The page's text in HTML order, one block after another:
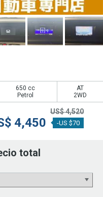
650 cc
Petrol
AT
2WD
US$4,520
4,450 -US $70
total